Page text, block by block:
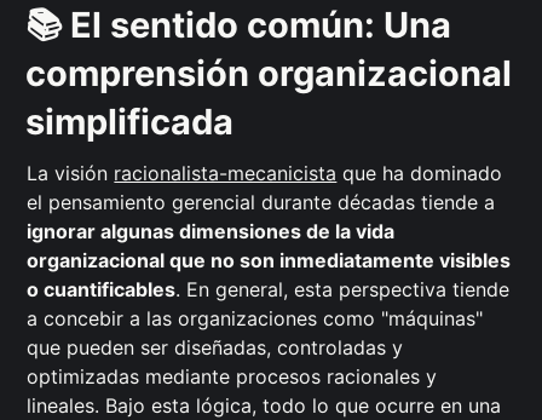
📚 El sentido común: Una
comprensión organizacional
simplificada
La visión racionalista-mecanicista que ha dominado
el pensamiento gerencial durante décadas tiende a
ignorar algunas dimensiones de la vida
organizacional que no son inmediatamente visibles
o cuantificables. En general, esta perspectiva tiende
a concebir a las organizaciones como "máquinas"
que pueden ser diseñadas, controladas y
optimizadas mediante procesos racionales y
lineales. Bajo esta lógica, todo lo que ocurre en una